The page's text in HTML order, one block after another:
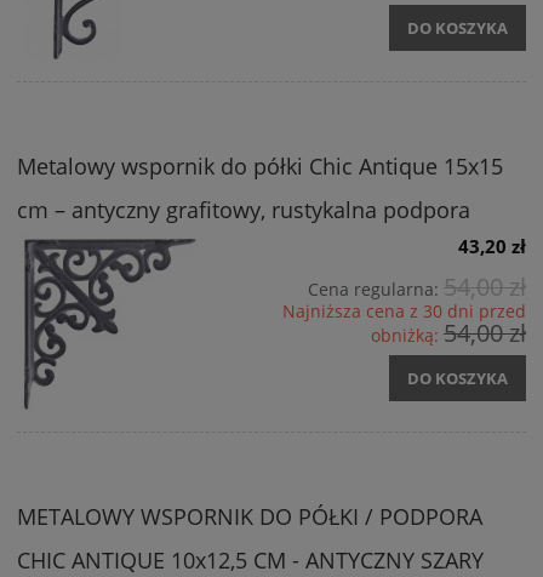
DO KOSZYKA
Metalowy wspornik do półki Chic Antique 15x15
cm – antyczny grafitowy, rustykalna podpora
43,20 zł
Cena regularna: 54,00 zł
Najniższa cena z 30 dni przed
obniżką: 54,00 zł
DO KOSZYKA
METALOWY WSPORNIK DO PÓŁKI / PODPORA
CHIC ANTIQUE 10x12,5 CM - ANTYCZNY SZARY